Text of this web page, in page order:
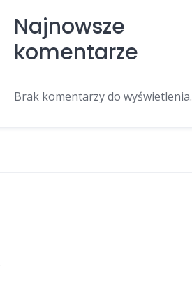
Najnowsze
komentarze
Brak komentarzy do wyświetlenia.